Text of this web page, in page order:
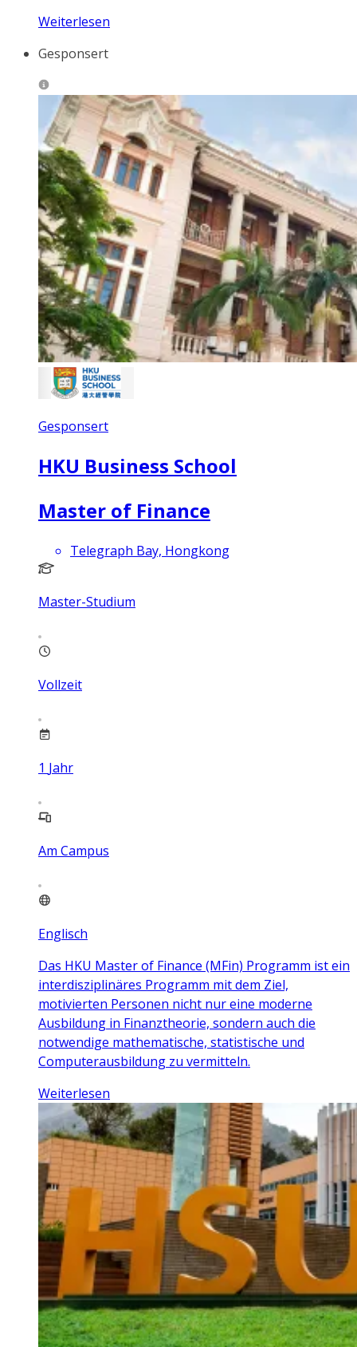
Weiterlesen
Gesponsert
Gesponsert
HKU Business School
Master of Finance
Telegraph Bay, Hongkong
Master-Studium
Vollzeit
1 Jahr
Am Campus
Englisch
Das HKU Master of Finance (MFin) Programm ist ein
interdisziplinäres Programm mit dem Ziel,
motivierten Personen nicht nur eine moderne
Ausbildung in Finanztheorie, sondern auch die
notwendige mathematische, statistische und
Computerausbildung zu vermitteln.
Weiterlesen